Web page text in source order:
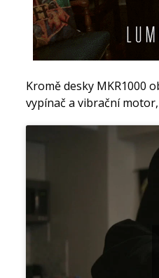
Kromě desky MKR1000
vypínač a vibrační